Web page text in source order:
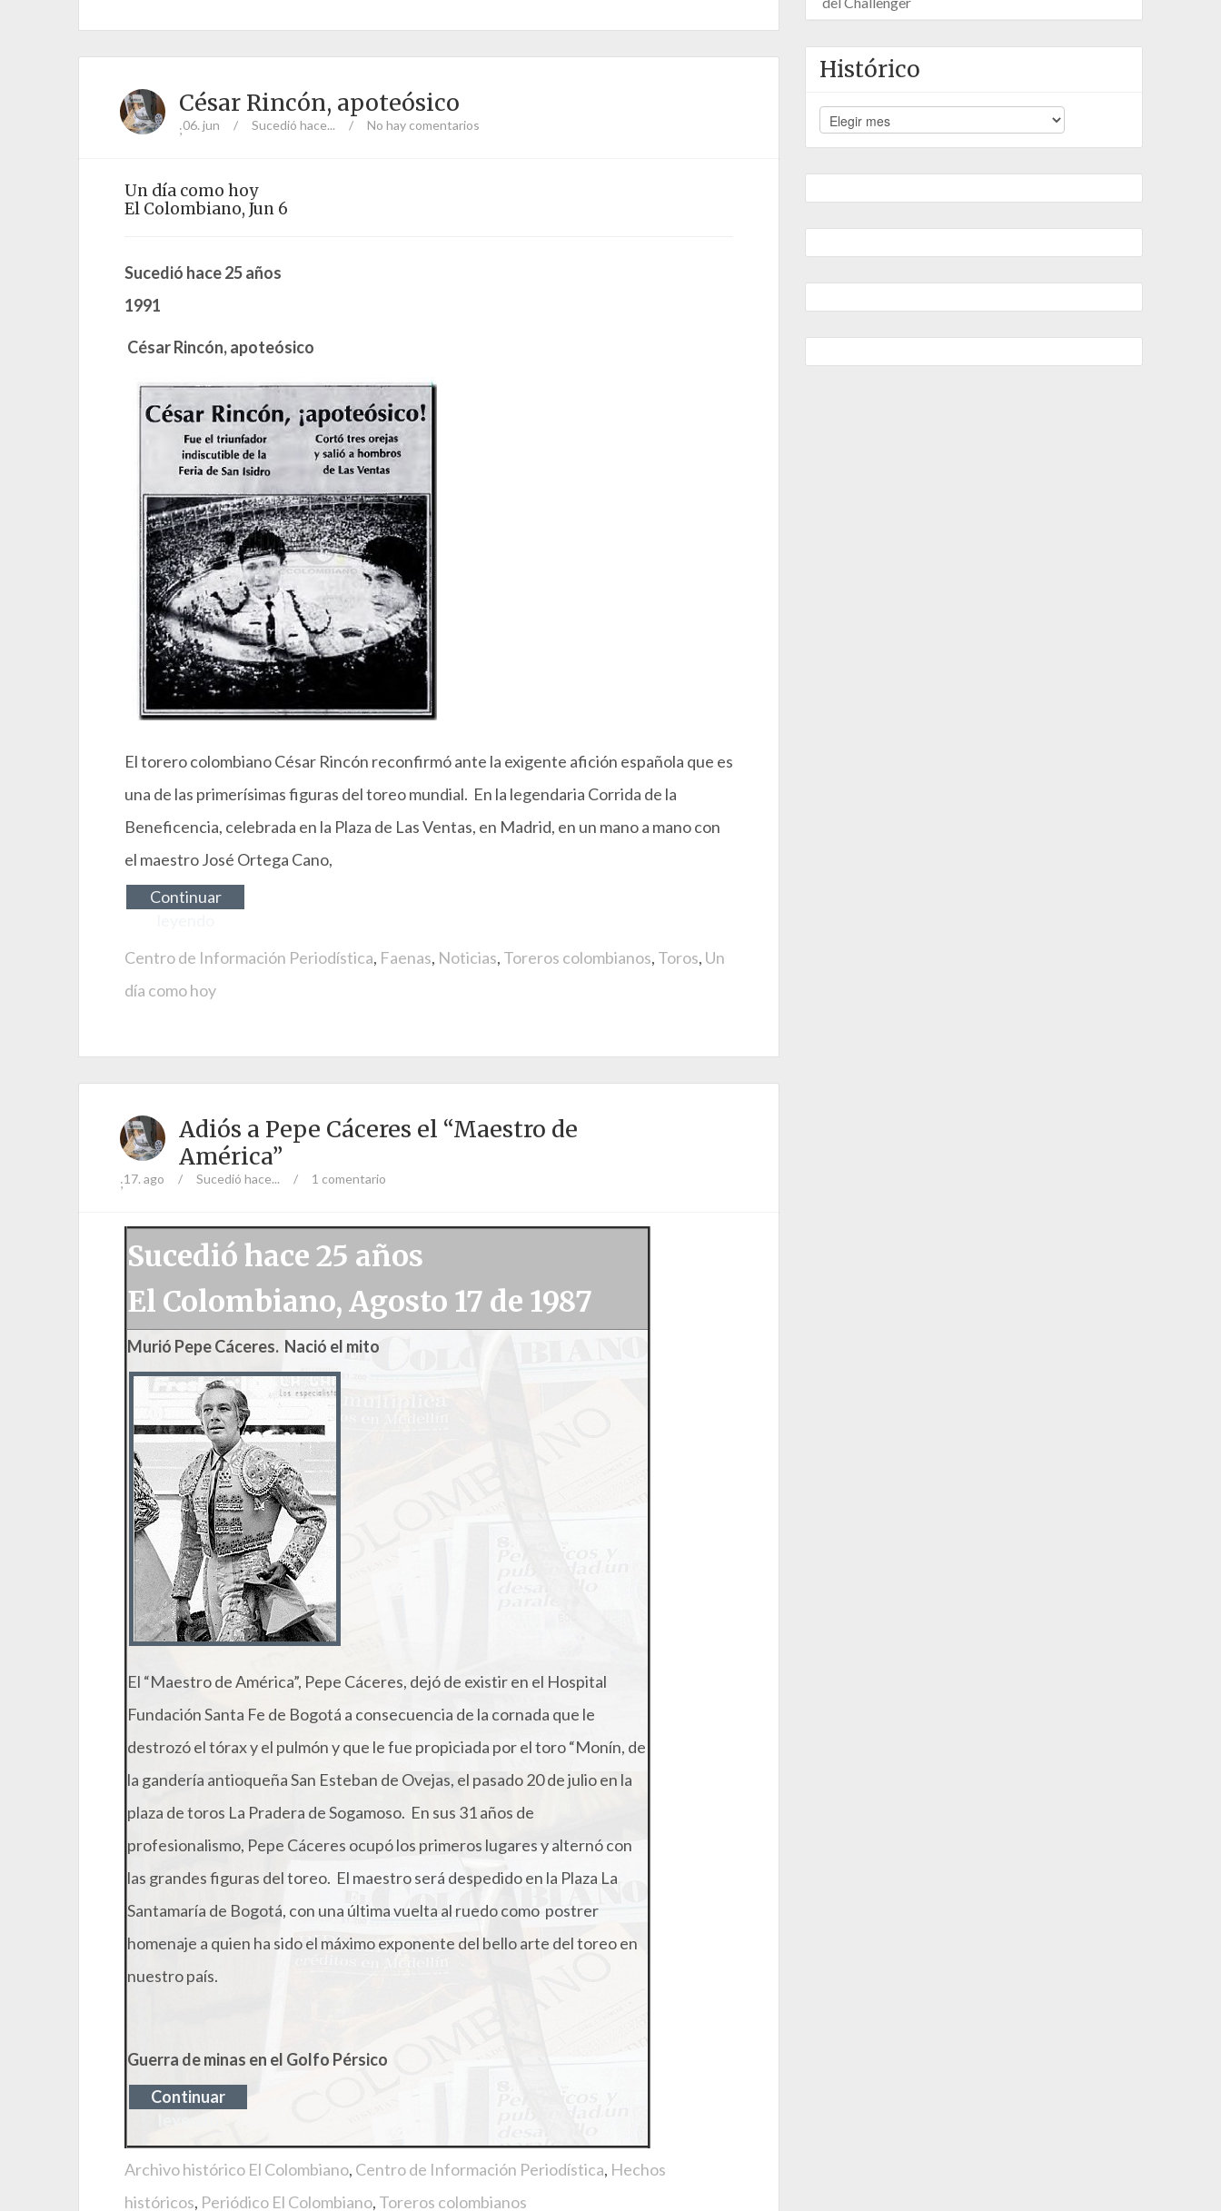
César Rincón, apoteósico
;06. jun / Sucedió hace... / No hay comentarios
Un día como hoy
El Colombiano, Jun 6
Sucedió hace 25 años
1991
César Rincón, apoteósico
El torero colombiano César Rincón reconfirmó ante la exigente afición española que es
una de las primerísimas figuras del toreo mundial. En la legendaria Corrida de la
Beneficencia, celebrada en la Plaza de Las Ventas, en Madrid, en un mano a mano con
el maestro José Ortega Cano,
Continuar
Centro de Información Periodística, Faenas, Noticias, Toreros colombianos, Toros, Un
día como hoy
Adiós a Pepe Cáceres el “Maestro de
América”
;17. ago / Sucedió hace... / 1 comentario
Sucedió hace 25 años
El Colombiano, Agosto 17 de 1987
Murió Pepe Cáceres. Nació el mito
El “Maestro de América”, Pepe Cáceres, dejó de existir en el Hospital
Fundación Santa Fe de Bogotá a consecuencia de la cornada que le
destrozó el tórax y el pulmón y que le fue propiciada por el toro “Monín, de
la gandería antioqueña San Esteban de Ovejas, el pasado 20 de julio en la
plaza de toros La Pradera de Sogamoso. En sus 31 años de
profesionalismo, Pepe Cáceres ocupó los primeros lugares y alternó con
las grandes figuras del toreo. El maestro será despedido en la Plaza La
Santamaría de Bogotá, con una última vuelta al ruedo como postrer
homenaje a quien ha sido el máximo exponente del bello arte del toreo en
nuestro país.
Guerra de minas en el Golfo Pérsico
Continuar
Archivo histórico El Colombiano, Centro de Información Periodística, Hechos
históricos, Periódico El Colombiano, Toreros colombianos
Histórico